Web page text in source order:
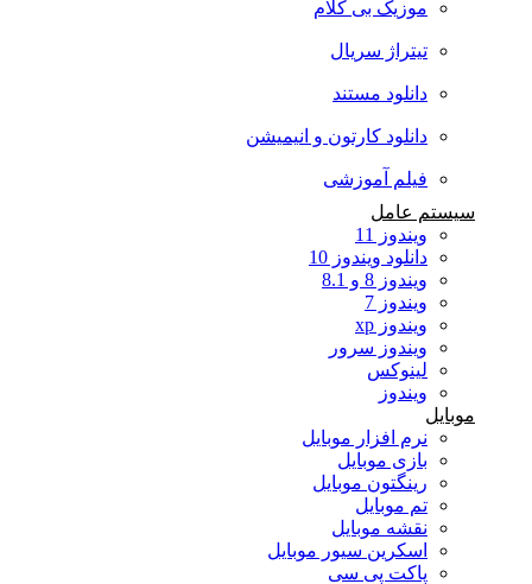
موزیک بی کلام
تیتراژ سریال
دانلود مستند
دانلود کارتون و انیمیشن
فیلم آموزشی
سیستم عامل
ویندوز 11
دانلود ویندوز 10
ویندوز 8 و 8.1
ویندوز 7
ویندوز xp
ویندوز سرور
لینوکس
ویندوز
موبایل
نرم افزار موبایل
بازی موبایل
رینگتون موبایل
تم موبایل
نقشه موبایل
اسکرین سیور موبایل
پاکت پی سی